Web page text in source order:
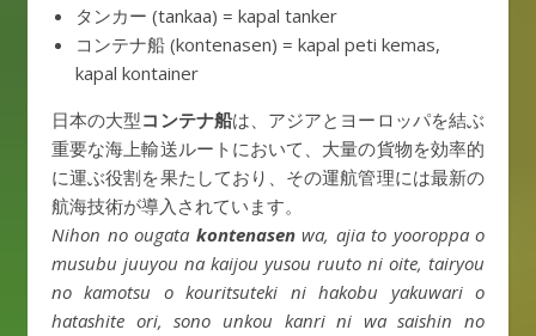
タンカー (tankaa) = kapal tanker
コンテナ船 (kontenasen) = kapal peti kemas,
kapal kontainer
日本の大型コンテナ船は、アジアとヨーロッパを結ぶ
重要な海上輸送ルートにおいて、大量の貨物を効率的
に運ぶ役割を果たしており、その運航管理には最新の
航海技術が導入されています。
Nihon no ougata kontenasen wa, ajia to yooroppa o
musubu juuyou na kaijou yusou ruuto ni oite, tairyou
no kamotsu o kouritsuteki ni hakobu yakuwari o
hatashite ori, sono unkou kanri ni wa saishin no